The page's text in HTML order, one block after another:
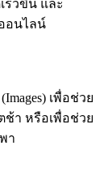
ร็วขึ้น และ
อนไลน์
เพื่อช่วย
ช้า หรือเพื่อช่วย
า